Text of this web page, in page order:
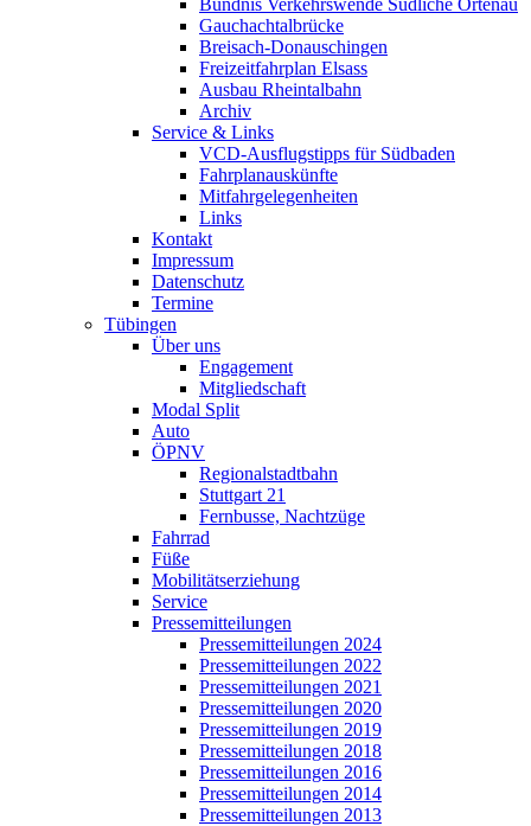
Bündnis Verkehrswende Südliche Ortenau
Gauchachtalbrücke
Breisach-Donauschingen
Freizeitfahrplan Elsass
Ausbau Rheintalbahn
Archiv
Service & Links
VCD-Ausflugstipps für Südbaden
Fahrplanauskünfte
Mitfahrgelegenheiten
Links
Kontakt
Impressum
Datenschutz
Termine
Tübingen
Über uns
Engagement
Mitgliedschaft
Modal Split
Auto
ÖPNV
Regionalstadtbahn
Stuttgart 21
Fernbusse, Nachtzüge
Fahrrad
Füße
Mobilitätserziehung
Service
Pressemitteilungen
Pressemitteilungen 2024
Pressemitteilungen 2022
Pressemitteilungen 2021
Pressemitteilungen 2020
Pressemitteilungen 2019
Pressemitteilungen 2018
Pressemitteilungen 2016
Pressemitteilungen 2014
Pressemitteilungen 2013